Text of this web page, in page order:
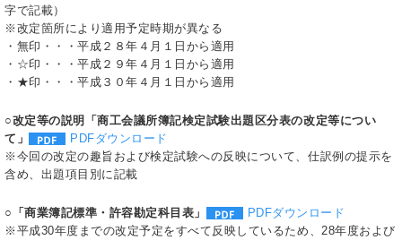
字で記載）
※改定箇所により適用予定時期が異なる
・無印・・・平成２８年４月１日から適用
・☆印・・・平成２９年４月１日から適用
・★印・・・平成３０年４月１日から適用
○改定等の説明「商工会議所簿記検定試験出題区分表の改定等につい
て」
PDFダウンロード
※今回の改定の趣旨および検定試験への反映について、仕訳例の提示を
含め、出題項目別に記載
○「商業簿記標準・許容勘定科目表」
PDFダウンロード
※平成30年度までの改定予定をすべて反映しているため、28年度および